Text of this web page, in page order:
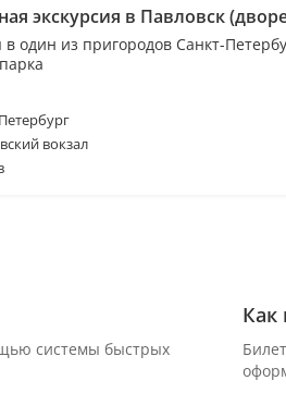
экскурсия в Павловск
в один из пригородов Санкт-
вокзал
системы быстрых
Как